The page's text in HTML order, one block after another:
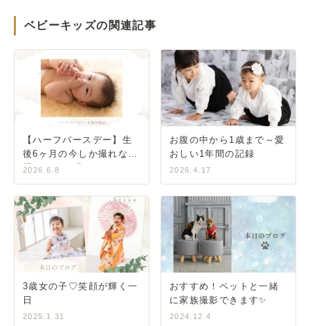
ベビーキッズの関連記事
【ハーフバースデー】生
後6ヶ月の今しか撮れない
愛おしい一瞬をカタチに
2026.6.8
お腹の中から1歳まで～愛
おしい1年間の記録
2026.4.17
3歳女の子♡笑顔が輝く一
日
2025.1.31
おすすめ！ペットと一緒
に家族撮影できます✨
2024.12.4